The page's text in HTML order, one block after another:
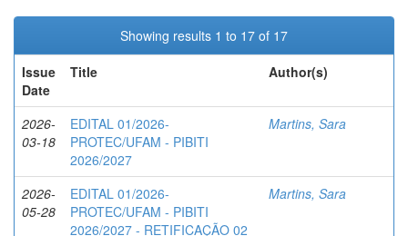
Showing results 1 to 17 of 17
Issue
Date
Title Author(s)
2026-
03-18
EDITAL 01/2026-
PROTEC/UFAM - PIBITI
2026/2027
Martins, Sara
2026-
05-28
EDITAL 01/2026-
PROTEC/UFAM - PIBITI
2026/2027 - RETIFICAÇÃO 02
Martins, Sara